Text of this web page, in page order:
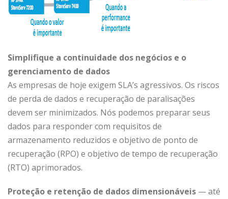
Simplifique a continuidade dos negócios e o
gerenciamento de dados
As empresas de hoje exigem SLA’s agressivos. Os riscos
de perda de dados e recuperação de paralisações
devem ser minimizados. Nós podemos preparar seus
dados para responder com requisitos de
armazenamento reduzidos e objetivo de ponto de
recuperação (RPO) e objetivo de tempo de recuperação
(RTO) aprimorados.
Proteção e retenção de dados dimensionáveis — até